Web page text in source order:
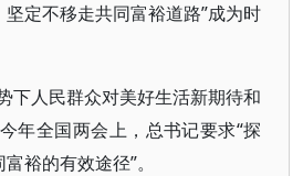
定不移走共同富裕道路”成为时
下人民群众对美好生活新期待和
年全国两会上，总书记要求“探
裕的有效途径”。